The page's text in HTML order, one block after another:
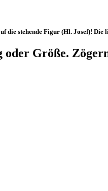
die stehende Figur (Hl. Josef)!
oder Größe.